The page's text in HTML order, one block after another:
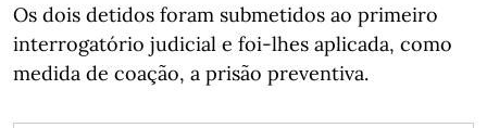
Os dois detidos foram submetidos ao primeiro
interrogatório judicial e foi-lhes aplicada, como
medida de coação, a prisão preventiva.